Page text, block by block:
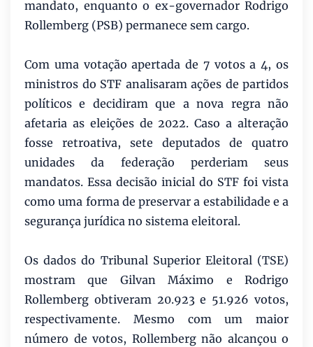
mandato, enquanto o ex-governador Rodrigo
Rollemberg (PSB) permanece sem cargo.
Com uma votação apertada de 7 votos a 4, os
ministros do STF analisaram ações de partidos
políticos e decidiram que a nova regra não
afetaria as eleições de 2022. Caso a alteração
fosse retroativa, sete deputados de quatro
unidades da federação perderiam seus
mandatos. Essa decisão inicial do STF foi vista
como uma forma de preservar a estabilidade e a
segurança jurídica no sistema eleitoral.
Os dados do Tribunal Superior Eleitoral (TSE)
mostram que Gilvan Máximo e Rodrigo
Rollemberg obtiveram 20.923 e 51.926 votos,
respectivamente. Mesmo com um maior
número de votos, Rollemberg não alcançou o